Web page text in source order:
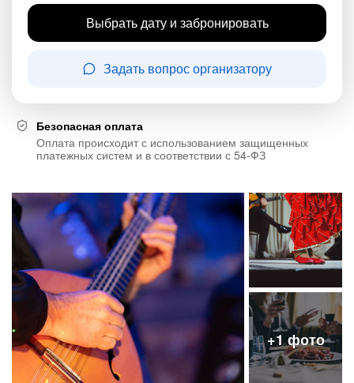
Выбрать дату и забронировать
Задать вопрос организатору
Безопасная оплата
Оплата происходит с использованием защищенных
платежных систем и в соответствии с 54-ФЗ